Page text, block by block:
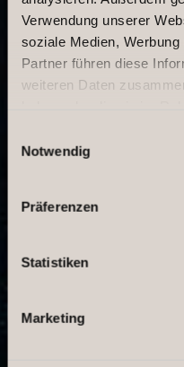
Verwendung unserer
soziale Medien,
Partner führen diese
weiteren Daten
Notwendig
Präferenzen
Statistiken
Marketing
Tiger of